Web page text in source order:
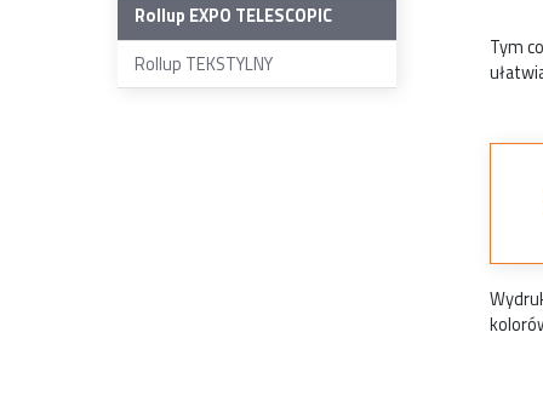
Rollup EXPO TELESCOPIC
Rollup TEKSTYLNY
Tym